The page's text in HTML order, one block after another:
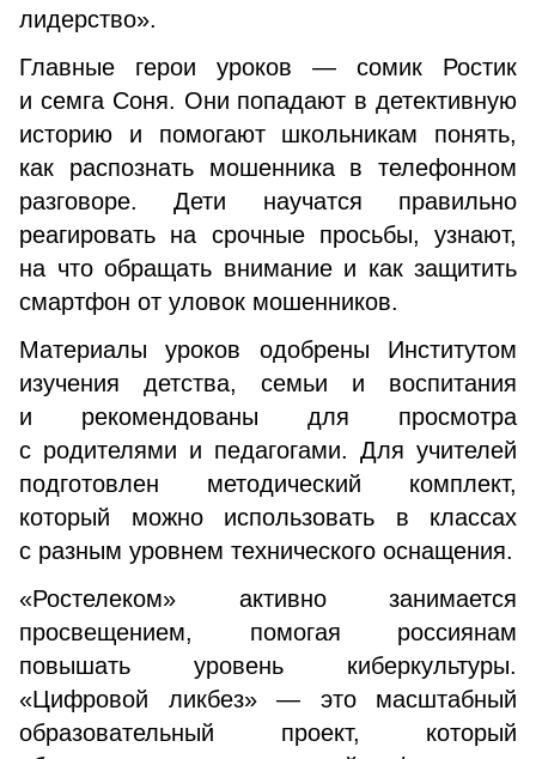
лидерство».
Главные герои уроков — сомик Ростик
и семга Соня. Они попадают в детективную
историю и помогают школьникам понять,
как распознать мошенника в телефонном
разговоре. Дети научатся правильно
реагировать на срочные просьбы, узнают,
на что обращать внимание и как защитить
смартфон от уловок мошенников.
Материалы уроков одобрены Институтом
изучения детства, семьи и воспитания
и рекомендованы для просмотра
с родителями и педагогами. Для учителей
подготовлен методический комплект,
который можно использовать в классах
с разным уровнем технического оснащения.
«Ростелеком» активно занимается
просвещением, помогая россиянам
повышать уровень киберкультуры.
«Цифровой ликбез» — это масштабный
образовательный проект, который